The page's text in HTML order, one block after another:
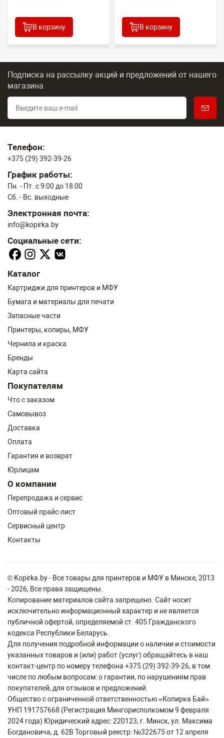
В корзину В корзину
Подписка на рассылку акций и предложений от нашего
магазина
Телефон:
+375 (29) 392-39-26
График работы:
Пн. - Пт. с 9:00 до 18:00
Сб. - Вс. выходные
Электронная почта:
info@kopirka.by
Социальные сети:
Каталог
Картриджи для принтеров и МФУ
Бумага и материалы для печати
Запасные части
Принтеры, копиры, МФУ
Чернила и краска
Бренды
Карта сайта
Покупателям
Что с заказом
Самовывоз
Доставка
Оплата
Гарантия и возврат
Юрлицам
О компании
Перепродажа и сервис
Оптовый прайс-лист
Сервисный центр
Контакты
© Kopirka.by - Все товары для принтеров и МФУ в Минске, 2013
- 2026, Все права защищены.
Копирование материалов сайта запрещено. Сайт носит
исключительно информационный характер и не является
публичной офертой, определяемой ст. 405 Гражданского
кодекса Республики Беларусь.
Для получения подробной информации о наличии и стоимости
указанных товаров и (или) работ (услуг) обращайтесь в наш
контакт-центр по номеру телефона +375 (29) 392-39-26, в том
числе по любым вопросам: о гарантии, по нарушениям прав
покупателей, для отзывов и предложений.
Общество с ограниченной ответственностью «Копирка Бай»
УНП 191757668 (Регистрация Мингорисполкомом 9 февраля
2024 года) Юридический адрес: 220123, г. Минск, ул. Максима
Богдановича, д. 62В Торговый реестр: №322675 от 12 апреля